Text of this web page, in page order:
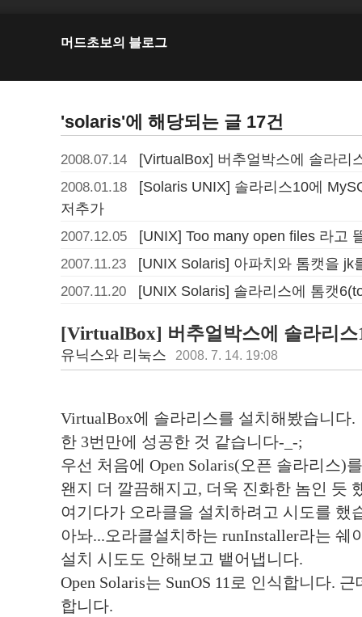
머드초보의 블로그
'solaris'에 해당되는 글 17건
2008.07.14 [VirtualBox] 버추얼박스에 솔라리
2008.01.18
[Solaris UNIX] 솔라리스10에
저추가
2007.12.05 [UNIX] Too many open files 라고
2007.11.23 [UNIX Solaris] 아파치와 톰캣을 jk
2007.11.20 [UNIX Solaris] 솔라리스에 톰캣
[VirtualBox] 버추얼박스에 솔라리스
유닉스와 리눅스 2008. 7. 14. 19:08
VirtualBox에 솔라리스를 설치해봤습니다.
한 3번만에 성공한 것 같습니다-_-;
우선 처음에 Open Solaris(오픈 솔라리스)
왠지 더 깔끔해지고, 더욱 진화한 놈인 듯
여기다가 오라클을 설치하려고 시도를 했
아놔...오라클설치하는 runInstaller라는 쉐
설치 시도도 안해보고 뱉어냅니다.
Open Solaris는 SunOS 11로 인식합니다.
합니다.